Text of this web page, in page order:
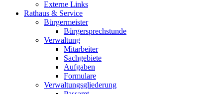
Externe Links
Rathaus & Service
Bürgermeister
Bürgersprechstunde
Verwaltung
Mitarbeiter
Sachgebiete
Aufgaben
Formulare
Verwaltungsgliederung